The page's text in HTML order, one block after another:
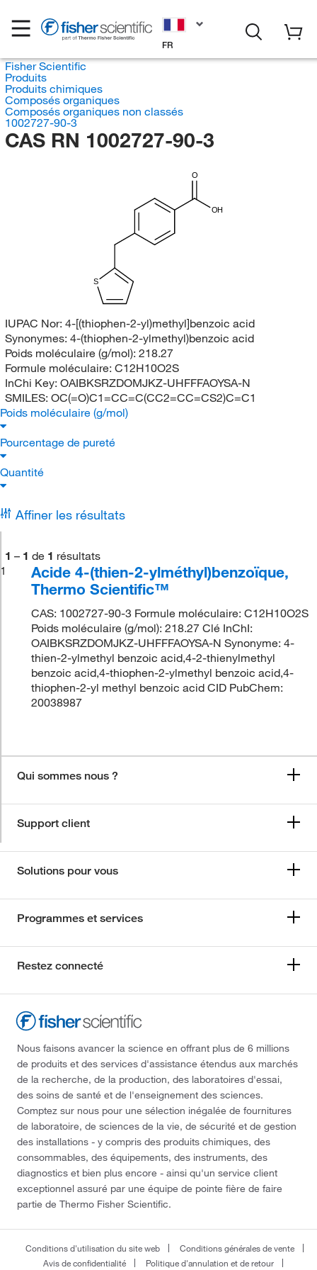
FR
Fisher Scientific
Produits
Produits chimiques
Composés organiques
Composés organiques non classés
1002727-90-3
CAS RN 1002727-90-3
S
O
OH
IUPAC Nor: 4-[(thiophen-2-yl)methyl]benzoic acid
Synonymes: 4-(thiophen-2-ylmethyl)benzoic acid
Poids moléculaire (g/mol): 218.27
Formule moléculaire: C12H10O2S
InChi Key: OAIBKSRZDOMJKZ-UHFFFAOYSA-N
SMILES: OC(=O)C1=CC=C(CC2=CC=CS2)C=C1
Poids moléculaire (g/mol)
Pourcentage de pureté
Quantité
Affiner les résultats
1 – 1 de 1 résultats
1
Acide 4-(thien-2-ylméthyl)benzoïque,
Thermo Scientific™
CAS: 1002727-90-3 Formule moléculaire: C12H10O2S
Poids moléculaire (g/mol): 218.27 Clé InChI:
OAIBKSRZDOMJKZ-UHFFFAOYSA-N Synonyme: 4-
thien-2-ylmethyl benzoic acid,4-2-thienylmethyl
benzoic acid,4-thiophen-2-ylmethyl benzoic acid,4-
thiophen-2-yl methyl benzoic acid CID PubChem:
20038987
Qui sommes nous ?
Support client
Solutions pour vous
Programmes et services
Restez connecté
Nous faisons avancer la science en offrant plus de 6 millions
de produits et des services d'assistance étendus aux marchés
de la recherche, de la production, des laboratoires d'essai,
des soins de santé et de l'enseignement des sciences.
Comptez sur nous pour une sélection inégalée de fournitures
de laboratoire, de sciences de la vie, de sécurité et de gestion
des installations - y compris des produits chimiques, des
consommables, des équipements, des instruments, des
diagnostics et bien plus encore - ainsi qu'un service client
exceptionnel assuré par une équipe de pointe fière de faire
partie de Thermo Fisher Scientific.
Conditions d'utilisation du site web
Conditions générales de vente
Avis de confidentialité
Politique d'annulation et de retour